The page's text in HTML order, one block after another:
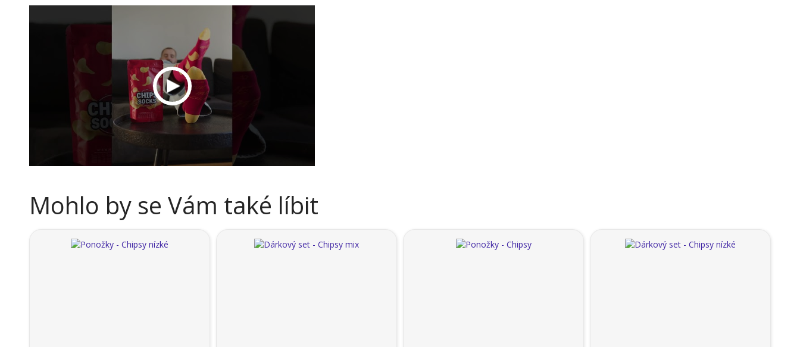
Mohlo by se Vám také líbit